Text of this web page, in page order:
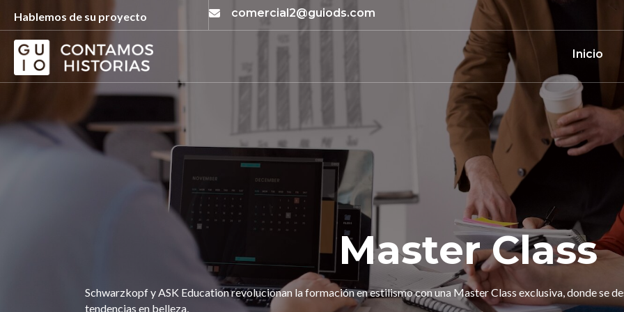
Hablemos de su proyecto comercial2@guiods.com
Inicio
Master Class
Schwarzkopf y ASK Education revolucionan la formación en estilismo con una Master Class exclusiva, donde se
tendencias en belleza,